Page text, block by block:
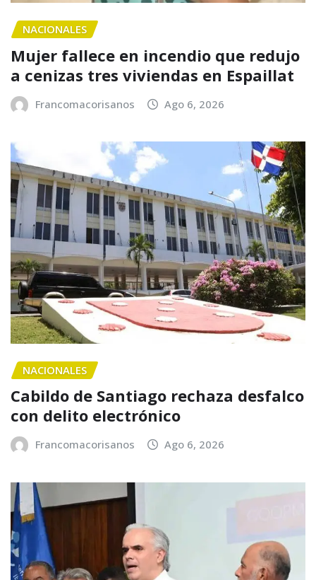
NACIONALES
Mujer fallece en incendio que redujo
a cenizas tres viviendas en Espaillat
Francomacorisanos Ago 6, 2026
NACIONALES
Cabildo de Santiago rechaza desfalco
con delito electrónico
Francomacorisanos Ago 6, 2026